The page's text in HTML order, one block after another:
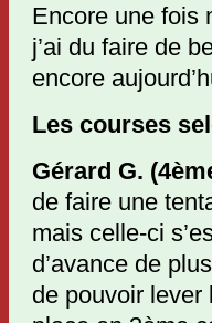
Encore une fois
j’ai du faire de
encore
Les courses
Gérard G.
de faire une
mais celle-ci
d’avance de
de pouvoir lever